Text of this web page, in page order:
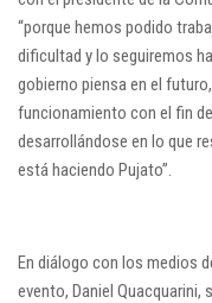
“porque hemos podido
dificultad y lo seguiremos
gobierno piensa en el
funcionamiento con el fin
desarrollándose en lo que
está haciendo Pujato”.
En diálogo con los medios
evento, Daniel